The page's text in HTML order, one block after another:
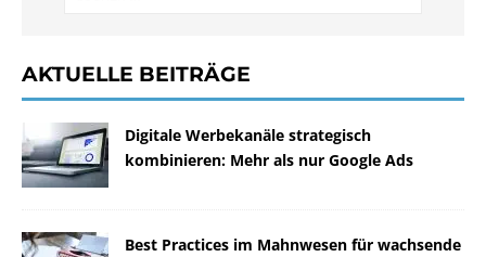
AKTUELLE BEITRÄGE
Digitale Werbekanäle strategisch
kombinieren: Mehr als nur Google Ads
Best Practices im Mahnwesen für wachsende